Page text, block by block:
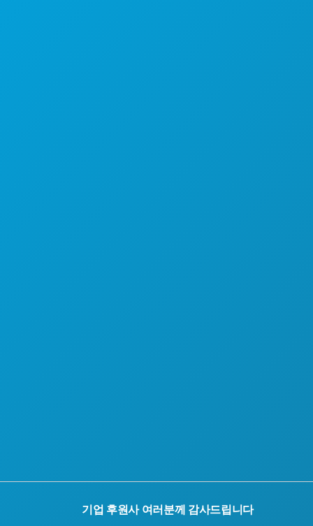
기업 후원사 여러분께 감사드립니다